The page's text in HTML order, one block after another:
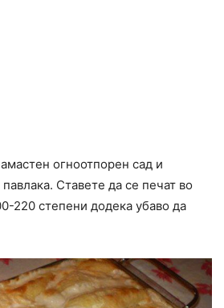
огноотпорен сад и
Ставете да се печат во
220 степени додека убаво да